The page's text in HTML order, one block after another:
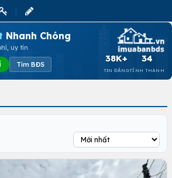
Nhanh Chóng
uy tín
Tìm BĐS
38K+
TIN ĐĂNG
34
TỈNH THÀNH